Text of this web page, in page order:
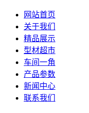
网站首页
关于我们
精品展示
型材超市
车间一角
产品参数
新闻中心
联系我们